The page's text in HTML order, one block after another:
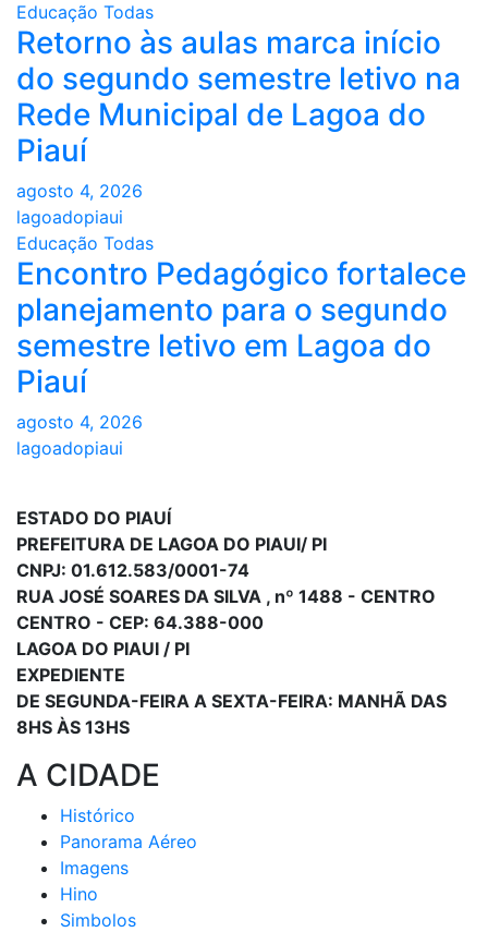
Educação Todas
Retorno às aulas marca início
do segundo semestre letivo na
Rede Municipal de Lagoa do
Piauí
agosto 4, 2026
lagoadopiaui
Educação Todas
Encontro Pedagógico fortalece
planejamento para o segundo
semestre letivo em Lagoa do
Piauí
agosto 4, 2026
lagoadopiaui
ESTADO DO PIAUÍ
PREFEITURA DE LAGOA DO PIAUI/ PI
CNPJ: 01.612.583/0001-74
RUA JOSÉ SOARES DA SILVA , nº 1488 - CENTRO
CENTRO - CEP: 64.388-000
LAGOA DO PIAUI / PI
EXPEDIENTE
DE SEGUNDA-FEIRA A SEXTA-FEIRA: MANHÃ DAS
8HS ÀS 13HS
A CIDADE
Histórico
Panorama Aéreo
Imagens
Hino
Simbolos